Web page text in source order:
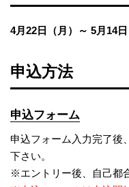
4月22日（月） ～ 5月14日
申込方法
申込フォーム
申込フォーム入力完了後
下さい。
※エントリー後、自己都